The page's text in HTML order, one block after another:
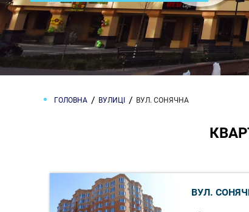
ГОЛОВНА ВУЛИЦІ ВУЛ. СОНЯЧНА
ВУЛ.